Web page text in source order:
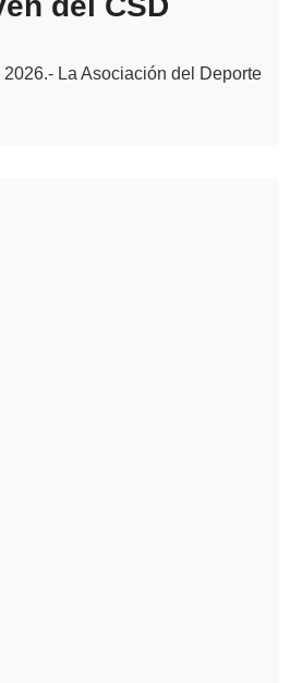
La Asociación del Deporte